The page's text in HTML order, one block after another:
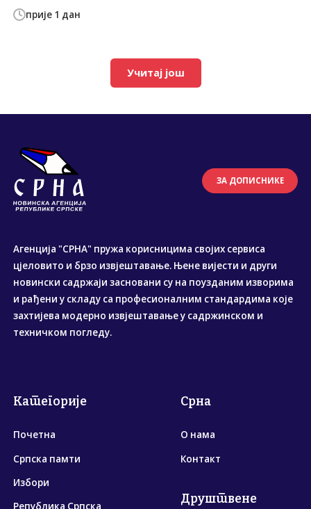
прије 1 дан
Учитај још
ЗА ДОПИСНИКЕ
Агенција "СРНА" пружа корисницима својих сервиса
цјеловито и брзо извјештавање. Њене вијести и други
новински садржаји засновани су на поузданим изворима
и рађени у складу са професионалним стандардима које
захтијева модерно извјештавање у садржинском и
техничком погледу.
Категорије
Почетна
Српска памти
Избори
Република Српска
Срна
О нама
Контакт
Друштвене